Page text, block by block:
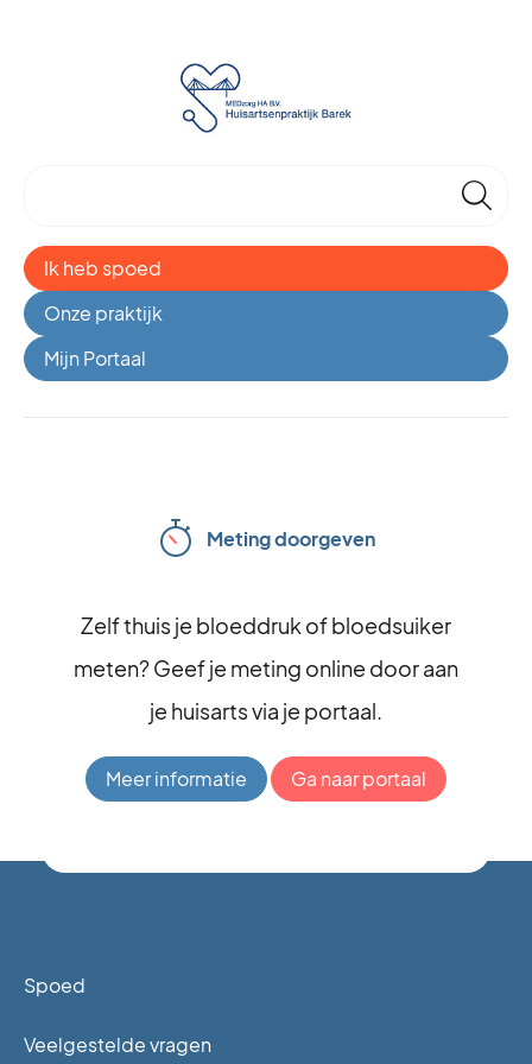
🔎
Onze praktijk
Mijn Portaal
Ik heb spoed
Meting doorgeven
Zelf thuis je bloeddruk of bloedsuiker
meten? Geef je meting online door aan
je huisarts via je portaal.
Meer informatie Ga naar portaal
Spoed
Veelgestelde vragen